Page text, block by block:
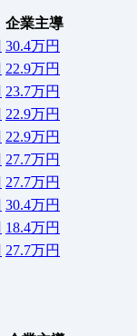
企業主導
30.4万円
22.9万円
23.7万円
22.9万円
22.9万円
27.7万円
27.7万円
30.4万円
18.4万円
27.7万円